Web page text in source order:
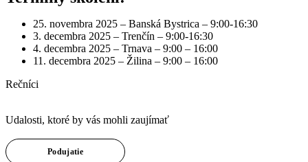
25. novembra 2025 – Banská Bystrica – 9:00-16:30
3. decembra 2025 – Trenčín – 9:00-16:30
4. decembra 2025 – Trnava – 9:00 – 16:00
11. decembra 2025 – Žilina – 9:00 – 16:00
Rečníci
Udalosti, ktoré by vás mohli zaujímať
Podujatie